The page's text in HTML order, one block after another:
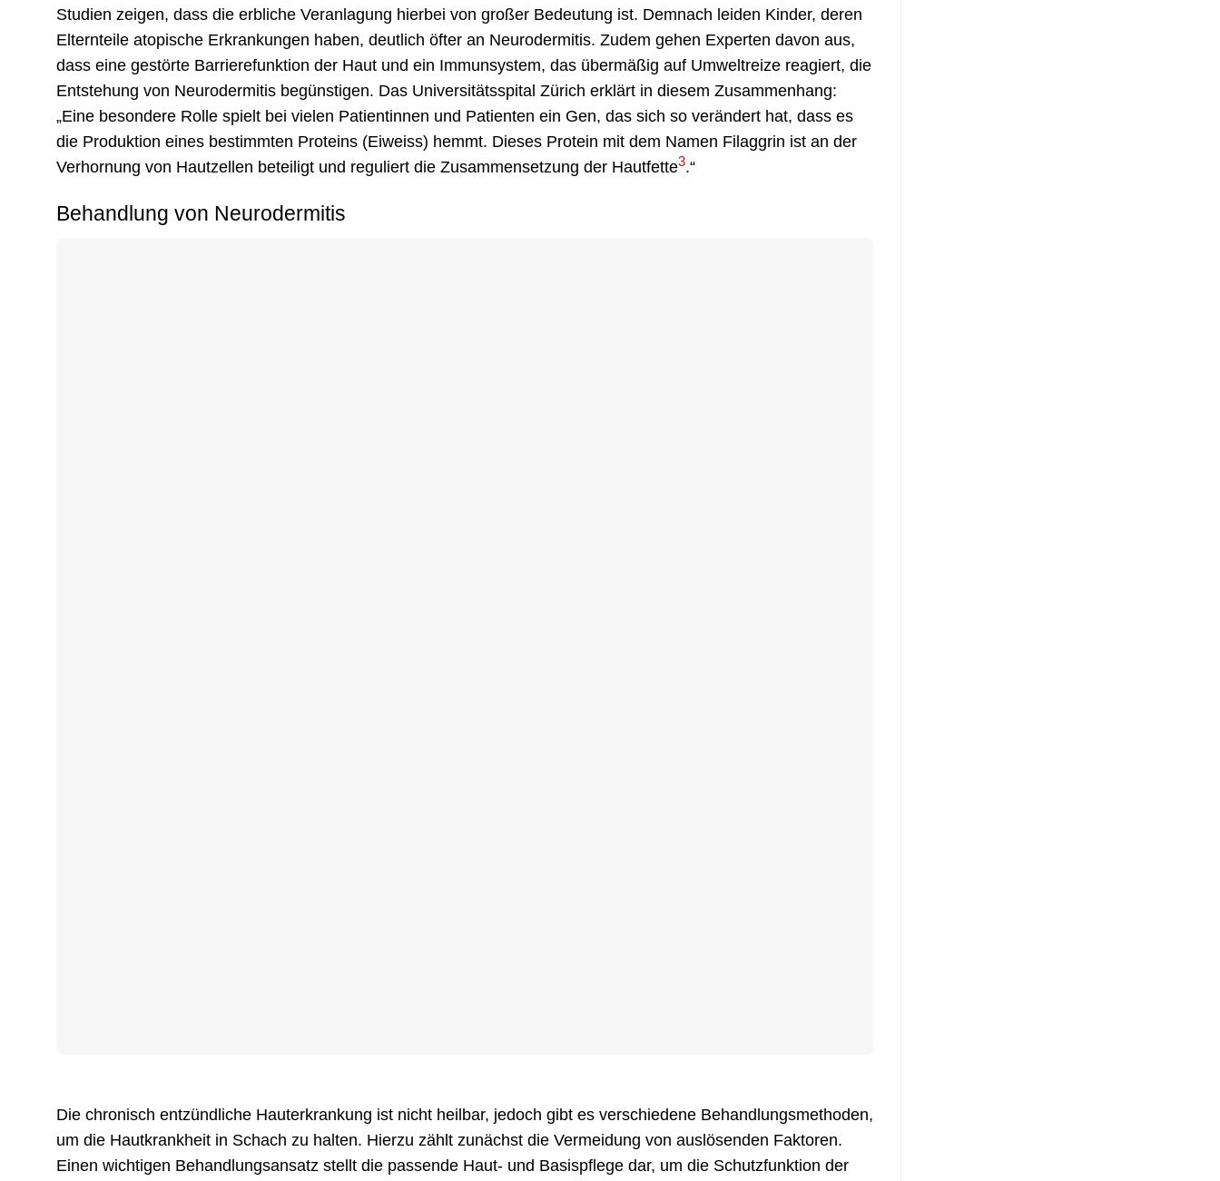
Studien zeigen, dass die erbliche Veranlagung hierbei von großer Bedeutung ist. Demnach leiden Kinder, deren
Elternteile atopische Erkrankungen haben, deutlich öfter an Neurodermitis. Zudem gehen Experten davon aus,
dass eine gestörte Barrierefunktion der Haut und ein Immunsystem, das übermäßig auf Umweltreize reagiert, die
Entstehung von Neurodermitis begünstigen. Das Universitätsspital Zürich erklärt in diesem Zusammenhang:
„Eine besondere Rolle spielt bei vielen Patientinnen und Patienten ein Gen, das sich so verändert hat, dass es
die Produktion eines bestimmten Proteins (Eiweiss) hemmt. Dieses Protein mit dem Namen Filaggrin ist an der
Verhornung von Hautzellen beteiligt und reguliert die Zusammensetzung der Hautfette3.“
Behandlung von Neurodermitis
Die chronisch entzündliche Hauterkrankung ist nicht heilbar, jedoch gibt es verschiedene Behandlungsmethoden,
um die Hautkrankheit in Schach zu halten. Hierzu zählt zunächst die Vermeidung von auslösenden Faktoren.
Einen wichtigen Behandlungsansatz stellt die passende Haut- und Basispflege dar, um die Schutzfunktion der